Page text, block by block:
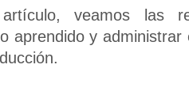
veamos las
aprendido y